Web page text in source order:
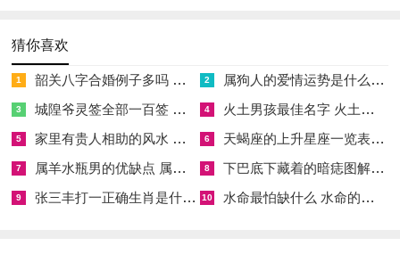
就是一种浪漫，凭真心换真心，感情才能历久弥新，基于对彼此
的尊重，给足空间。
护，借这一年重新审视亲密关系，尤其是异地恋，考验会更多，
此情若是久长时又岂在朝朝暮暮，即使如此，也要多联系多见
面。
猜你喜欢
1 韶关八字合婚例子多吗 韶关八字测风水 2 属狗人的爱情运势是什么意思 属狗的人爱情观
3 城隍爷灵签全部一百签 城隍爷灵签解签大全 4 火土男孩最佳名字 火土属性的字男孩名字有哪些
5 家里有贵人相助的风水 家里有贵人是什么意思 6 天蝎座的上升星座一览表 天蝎座的上升星座查询
7 属羊水瓶男的优缺点 属羊水瓶座男生性格爱情观 8 下巴底下藏着的暗痣图解 下巴尖底下有痣代表什么
9 张三丰打一正确生肖是什么意思 张三丰是指什么生肖 10 水命最怕缺什么 水命的人忌什么